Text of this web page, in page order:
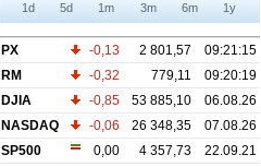
1d 5d 1m 3m 6m 1y
PX -0,13 2 801,57
09:21:15
RM
-0,32 779,11
09:20:19
DJIA
-0,85 53 885,10
06.08.26
NASDAQ
-0,06 26 348,35
07.08.26
SP500
0,00 4 357,73
22.09.21